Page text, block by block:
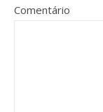
Comentário